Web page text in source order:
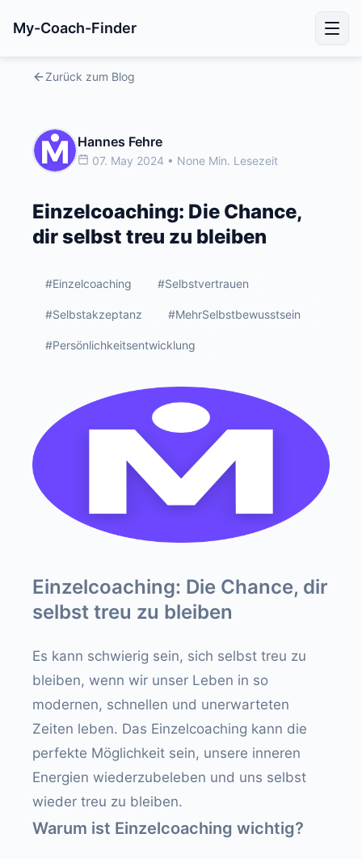
My-Coach-Finder
Zurück zum Blog
Hannes Fehre
07. May 2024 • None Min. Lesezeit
Einzelcoaching: Die Chance,
dir selbst treu zu bleiben
#Einzelcoaching #Selbstvertrauen
#Selbstakzeptanz #MehrSelbstbewusstsein
#Persönlichkeitsentwicklung
Einzelcoaching: Die Chance, dir
selbst treu zu bleiben
Es kann schwierig sein, sich selbst treu zu
bleiben, wenn wir unser Leben in so
modernen, schnellen und unerwarteten
Zeiten leben. Das Einzelcoaching kann die
perfekte Möglichkeit sein, unsere inneren
Energien wiederzubeleben und uns selbst
wieder treu zu bleiben.
Warum ist Einzelcoaching wichtig?